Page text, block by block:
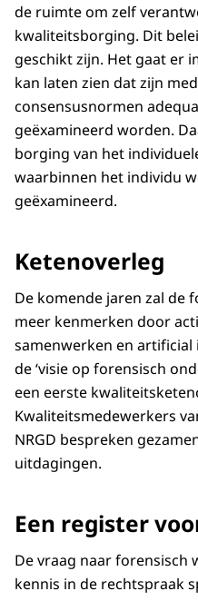
de ruimte om zelf
kwaliteitsborging. Dit
geschikt zijn. Het gaat er
kan laten zien dat zijn
consensusnormen
geëxamineerd worden.
borging van het
waarbinnen het individu
geëxamineerd.
Ketenoverleg
De komende jaren zal de
meer kenmerken door
samenwerken en artificial
de ‘visie op forensisch
een eerste
Kwaliteitsmedewerkers
NRGD bespreken
uitdagingen.
Een register
De vraag naar forensisch
kennis in de rechtspraak